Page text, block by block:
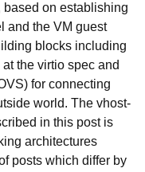
on establishing
and the VM guest
blocks including
the virtio spec and
for connecting
world. The vhost-
in this post is
architectures
posts which differ by